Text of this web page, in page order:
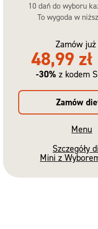
10 dań do wyboru
To wygoda w
Zamów już
48,99 zł
-30% z kodem
Zamów
Menu
Szczegóły
Mini z